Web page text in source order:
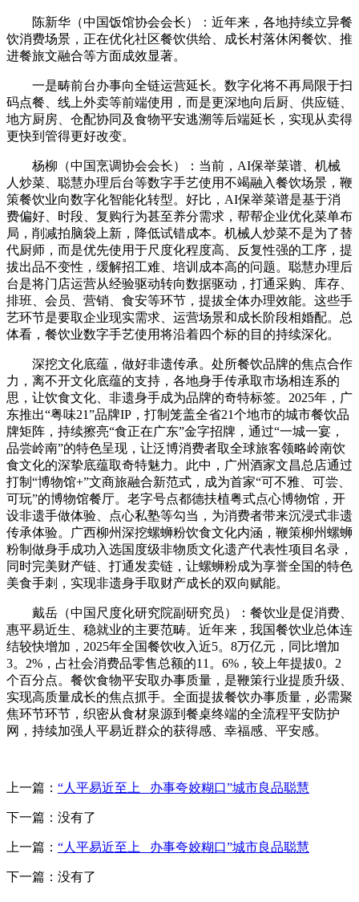
陈新华（中国饭馆协会会长）：近年来，各地持续立异餐
饮消费场景，正在优化社区餐饮供给、成长村落休闲餐饮、推
进餐旅文融合等方面成效显著。
一是畴前台办事向全链运营延长。数字化将不再局限于扫
码点餐、线上外卖等前端使用，而是更深地向后厨、供应链、
地方厨房、仓配协同及食物平安逃溯等后端延长，实现从卖得
更快到管得更好改变。
杨柳（中国烹调协会会长）：当前，AI保举菜谱、机械
人炒菜、聪慧办理后台等数字手艺使用不竭融入餐饮场景，鞭
策餐饮业向数字化智能化转型。好比，AI保举菜谱是基于消
费偏好、时段、复购行为甚至养分需求，帮帮企业优化菜单布
局，削减拍脑袋上新，降低试错成本。机械人炒菜不是为了替
代厨师，而是优先使用于尺度化程度高、反复性强的工序，提
拔出品不变性，缓解招工难、培训成本高的问题。聪慧办理后
台是将门店运营从经验驱动转向数据驱动，打通采购、库存、
排班、会员、营销、食安等环节，提拔全体办理效能。这些手
艺环节是要取企业现实需求、运营场景和成长阶段相婚配。总
体看，餐饮业数字手艺使用将沿着四个标的目的持续深化。
深挖文化底蕴，做好非遗传承。处所餐饮品牌的焦点合作
力，离不开文化底蕴的支持，各地身手传承取市场相连系的
思，让饮食文化、非遗身手成为品牌的奇特标签。2025年，广
东推出“粤味21”品牌IP，打制笼盖全省21个地市的城市餐饮品
牌矩阵，持续擦亮“食正在广东”金字招牌，通过“一城一宴，
品尝岭南”的特色呈现，让泛博消费者取全球旅客领略岭南饮
食文化的深挚底蕴取奇特魅力。此中，广州酒家文昌总店通过
打制“博物馆+”文商旅融合新范式，成为首家“可不雅、可尝、
可玩”的博物馆餐厅。老字号点都德扶植粤式点心博物馆，开
设非遗手做体验、点心私塾等勾当，为消费者带来沉浸式非遗
传承体验。广西柳州深挖螺蛳粉饮食文化内涵，鞭策柳州螺蛳
粉制做身手成功入选国度级非物质文化遗产代表性项目名录，
同时完美财产链、打通发卖链，让螺蛳粉成为享誉全国的特色
美食手刺，实现非遗身手取财产成长的双向赋能。
戴岳（中国尺度化研究院副研究员）：餐饮业是促消费、
惠平易近生、稳就业的主要范畴。近年来，我国餐饮业总体连
结较快增加，2025年全国餐饮收入近5。8万亿元，同比增加
3。2%，占社会消费品零售总额的11。6%，较上年提拔0。2
个百分点。餐饮食物平安取办事质量，是鞭策行业提质升级、
实现高质量成长的焦点抓手。全面提拔餐饮办事质量，必需聚
焦环节环节，织密从食材泉源到餐桌终端的全流程平安防护
网，持续加强人平易近群众的获得感、幸福感、平安感。
上一篇： “人平易近至上 办事夸姣糊口”城市良品聪慧
下一篇：没有了
上一篇： “人平易近至上 办事夸姣糊口”城市良品聪慧
下一篇：没有了